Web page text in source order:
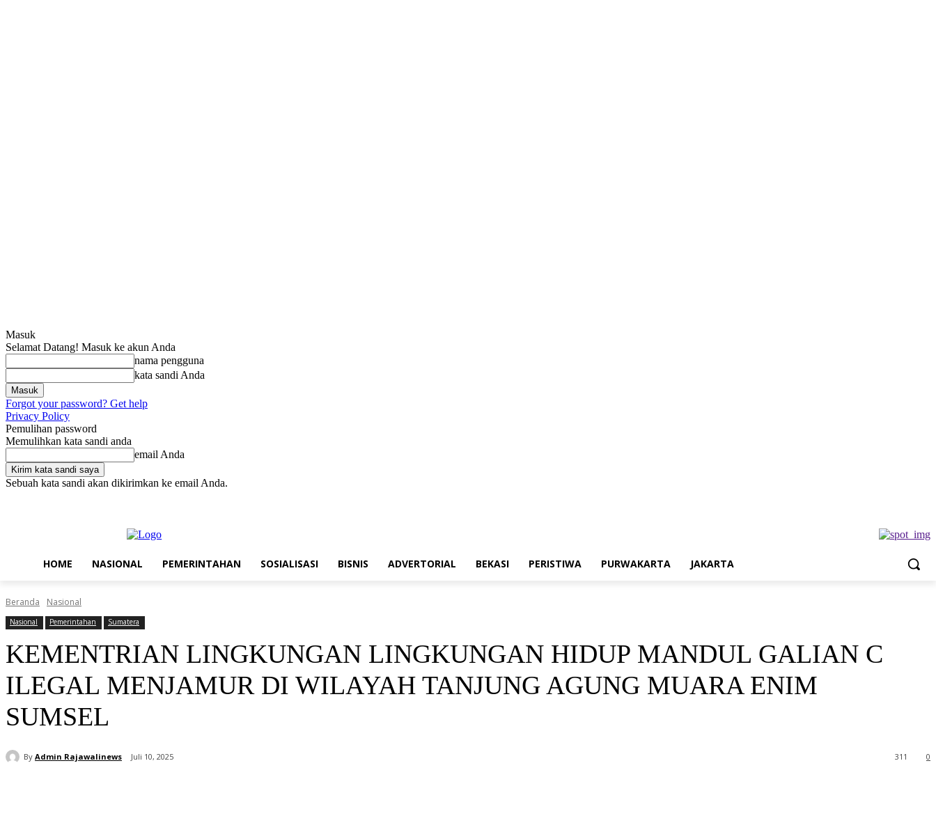
Masuk
Selamat Datang! Masuk ke akun Anda
nama pengguna
kata sandi Anda
Forgot your password? Get help
Privacy Policy
Pemulihan password
Memulihkan kata sandi anda
email Anda
Sebuah kata sandi akan dikirimkan ke email Anda.
HOME NASIONAL PEMERINTAHAN SOSIALISASI BISNIS ADVERTORIAL BEKASI PERISTIWA PURWAKARTA JAKARTA
Beranda Nasional
Nasional Pemerintahan Sumatera
KEMENTRIAN LINGKUNGAN LINGKUNGAN HIDUP MANDUL GALIAN C
ILEGAL MENJAMUR DI WILAYAH TANJUNG AGUNG MUARA ENIM
SUMSEL
By Admin Rajawalinews Juli 10, 2025 0
311